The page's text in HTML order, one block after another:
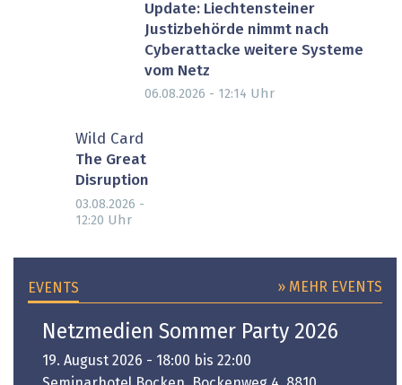
Update: Liechtensteiner
Justizbehörde nimmt nach
Cyberattacke weitere Systeme
vom Netz
06.08.2026 - 12:14 Uhr
Wild Card
The Great
Disruption
03.08.2026 -
12:20 Uhr
EVENTS » MEHR EVENTS
Netzmedien Sommer Party 2026
19. August 2026 - 18:00 bis 22:00